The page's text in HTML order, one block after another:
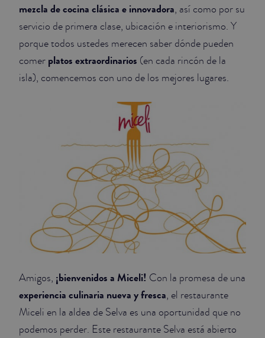
mezcla de cocina clásica e innovadora, así como por su
servicio de primera clase, ubicación e interiorismo. Y
porque todos ustedes merecen saber dónde pueden
comer platos extraordinarios (en cada rincón de la
isla), comencemos con uno de los mejores lugares.
Amigos, ¡bienvenidos a Miceli! Con la promesa de una
experiencia culinaria nueva y fresca, el restaurante
Miceli en la aldea de Selva es una oportunidad que no
podemos perder. Este restaurante Selva está abierto
SUPERIOR
JUNIOR SUITES
SUITE